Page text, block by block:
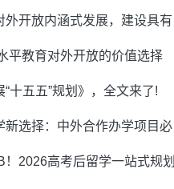
涵式发展，建设具有全球影响力的重要教育中心
平教育对外开放的价值选择
“十五五”规划》，全文来了!
选择：中外合作办学项目必看指南
高考后留学一站式规划，人生不留遗憾！